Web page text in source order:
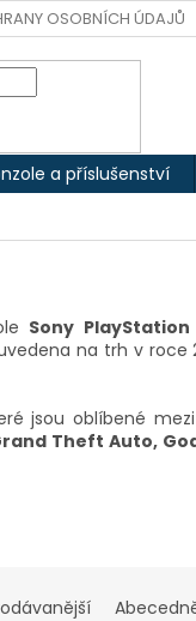
OSOBNÍCH ÚDAJŮ
a příslušenství
Sony PlayStation
na trh v
jsou oblíbené
Theft Auto,